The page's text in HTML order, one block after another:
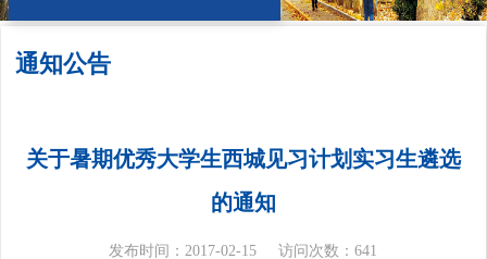
通知公告
位置:首页 »学生园地 » 通知公告
关于暑期优秀大学生西城见习计划实习生遴选
的通知
发布时间：2017-02-15 访问次数：641